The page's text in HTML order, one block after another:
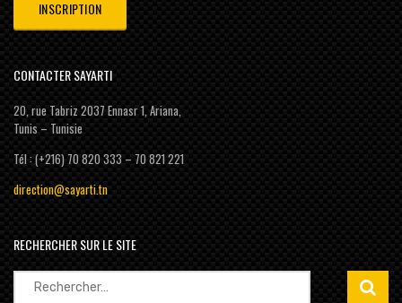
CONTACTER SAYARTI
20, rue Tabriz 2037 Ennasr 1, Ariana,
Tunis – Tunisie
Tél : (+216) 70 820 333 – 70 821 221
direction@sayarti.tn
RECHERCHER SUR LE SITE
Rechercher :